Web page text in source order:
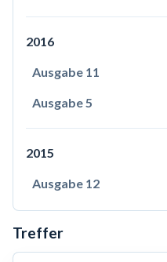
2016
Ausgabe 11
Ausgabe 5
2015
Ausgabe 12
Treffer